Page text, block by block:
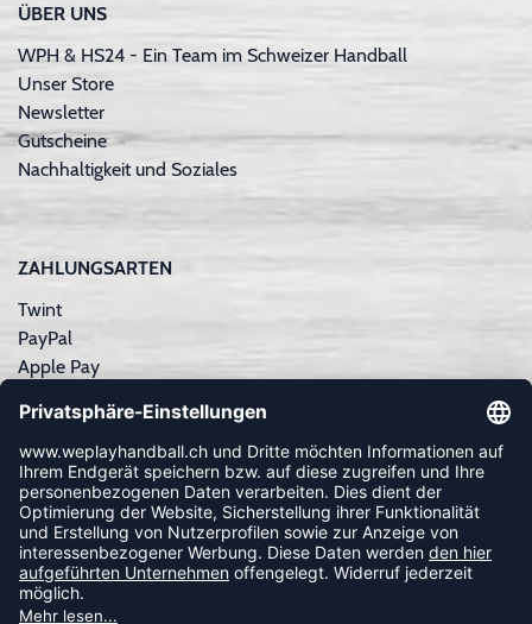
ÜBER UNS
WPH & HS24 - Ein Team im Schweizer Handball
Unser Store
Newsletter
Gutscheine
Nachhaltigkeit und Soziales
ZAHLUNGSARTEN
Twint
PayPal
Apple Pay
Kreditkarte
Rechnungskauf
NEWSLETTER
FOLLOW US